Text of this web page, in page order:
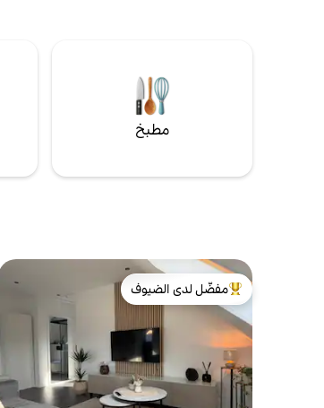
مطبخ
من أبرز البيوت المفضّلة لدى الضيوف
مفضّل لدى الضيوف